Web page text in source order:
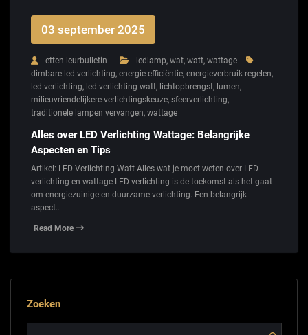
03 september 2025
etten-leurbulletin ledlamp, wat, watt, wattage
dimbare led-verlichting, energie-efficiëntie, energieverbruik regelen,
led verlichting, led verlichting watt, lichtopbrengst, lumen,
milieuvriendelijkere verlichtingskeuze, sfeerverlichting,
traditionele lampen vervangen, wattage
Alles over LED Verlichting Wattage: Belangrijke
Aspecten en Tips
Artikel: LED Verlichting Watt Alles wat je moet weten over LED
verlichting en wattage LED verlichting is de toekomst als het gaat
om energiezuinige en duurzame verlichting. Een belangrijk
aspect…
Read More
Zoeken